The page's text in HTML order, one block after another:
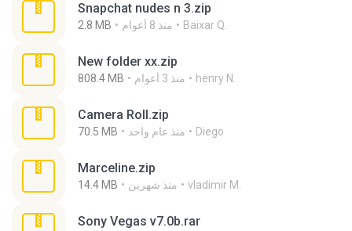
Snapchat nudes n 3.zip
2.8 MB منذ 8 أعوام Baixar Q.
New folder xx.zip
808.4 MB منذ 3 أعوام henry N.
Camera Roll.zip
70.5 MB منذ عام واحد Diego
Marceline.zip
14.4 MB منذ شهرين vladimir M.
Sony Vegas v7.0b.rar